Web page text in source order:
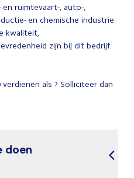
ruimtevaart-, auto-,
en chemische industrie.
kwaliteit,
zijn bij dit bedrijf
als ? Solliciteer dan
doen